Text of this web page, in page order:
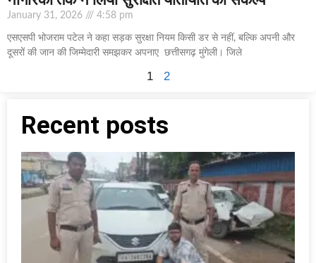
January 31, 2026 4:58 pm
एसएसपी भोजराम पटेल ने कहा सड़क सुरक्षा नियम किसी डर से नहीं, बल्कि अपनी और
दूसरों की जान की जिम्मेदारी समझकर अपनाए छत्तीसगढ़ मुंगेली। जिले
1 2
Recent posts